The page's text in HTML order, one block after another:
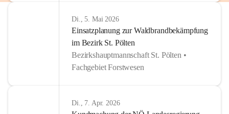
Di., 5. Mai 2026
Einsatzplanung zur Waldbrandbekämpfung
im Bezirk St. Pölten
Bezirkshauptmannschaft St. Pölten •
Fachgebiet Forstwesen
Di., 7. Apr. 2026